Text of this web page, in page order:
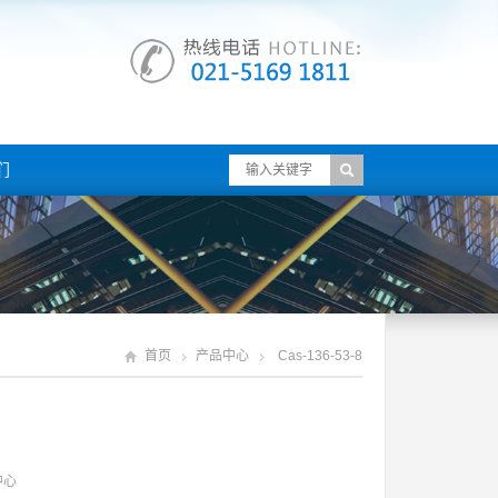
首页 产品中心 Cas-136-53-8
心